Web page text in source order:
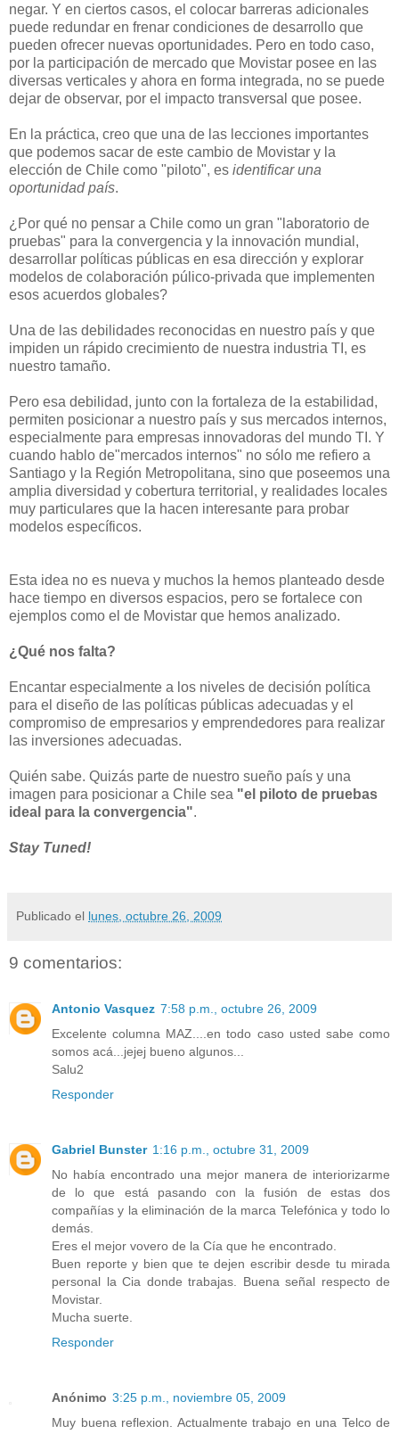
negar. Y en ciertos casos, el colocar barreras adicionales
puede redundar en frenar condiciones de desarrollo que
pueden ofrecer nuevas oportunidades. Pero en todo caso,
por la participación de mercado que Movistar posee en las
diversas verticales y ahora en forma integrada, no se puede
dejar de observar, por el impacto transversal que posee.
En la práctica, creo que una de las lecciones importantes
que podemos sacar de este cambio de Movistar y la
elección de Chile como "piloto", es identificar una
oportunidad país.
¿Por qué no pensar a Chile como un gran "laboratorio de
pruebas" para la convergencia y la innovación mundial,
desarrollar políticas públicas en esa dirección y explorar
modelos de colaboración púlico-privada que implementen
esos acuerdos globales?
Una de las debilidades reconocidas en nuestro país y que
impiden un rápido crecimiento de nuestra industria TI, es
nuestro tamaño.
Pero esa debilidad, junto con la fortaleza de la estabilidad,
permiten posicionar a nuestro país y sus mercados internos,
especialmente para empresas innovadoras del mundo TI. Y
cuando hablo de"mercados internos" no sólo me refiero a
Santiago y la Región Metropolitana, sino que poseemos una
amplia diversidad y cobertura territorial, y realidades locales
muy particulares que la hacen interesante para probar
modelos específicos.
Esta idea no es nueva y muchos la hemos planteado desde
hace tiempo en diversos espacios, pero se fortalece con
ejemplos como el de Movistar que hemos analizado.
¿Qué nos falta?
Encantar especialmente a los niveles de decisión política
para el diseño de las políticas públicas adecuadas y el
compromiso de empresarios y emprendedores para realizar
las inversiones adecuadas.
Quién sabe. Quizás parte de nuestro sueño país y una
imagen para posicionar a Chile sea "el piloto de pruebas
ideal para la convergencia".
Stay Tuned!
Publicado el lunes, octubre 26, 2009
9 comentarios:
Antonio Vasquez 7:58 p.m., octubre 26, 2009
Excelente columna MAZ....en todo caso usted sabe como
somos acá...jejej bueno algunos...
Salu2
Responder
Gabriel Bunster 1:16 p.m., octubre 31, 2009
No había encontrado una mejor manera de interiorizarme
de lo que está pasando con la fusión de estas dos
compañías y la eliminación de la marca Telefónica y todo lo
demás.
Eres el mejor vovero de la Cía que he encontrado.
Buen reporte y bien que te dejen escribir desde tu mirada
personal la Cia donde trabajas. Buena señal respecto de
Movistar.
Mucha suerte.
Responder
Anónimo 3:25 p.m., noviembre 05, 2009
Muy buena reflexion. Actualmente trabajo en una Telco de